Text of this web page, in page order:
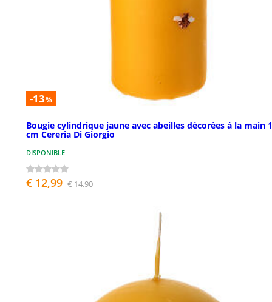
-13%
Bougie cylindrique jaune avec abeilles décorées à la main
cm Cereria Di Giorgio
DISPONIBLE
€ 12,99 € 14,90